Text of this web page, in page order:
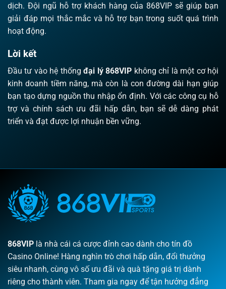
dịch. Đội ngũ hỗ trợ khách hàng của 868VIP sẽ giúp bạn
giải đáp mọi thắc mắc và hỗ trợ bạn trong suốt quá trình
hoạt động.
Lời kết
Đầu tư vào hệ thốngđại lý 868VIP không chỉ là một cơ hội
kinh doanh tiềm năng, mà còn là con đường dài hạn giúp
bạn tạo dựng nguồn thu nhập ổn định. Với các công cụ hỗ
trợ và chính sách ưu đãi hấp dẫn, bạn sẽ dễ dàng phát
triển và đạt được lợi nhuận bền vững.
868VIP là nhà cái cá cược đỉnh cao dành cho tín đồ
Casino Online! Hàng nghìn trò chơi hấp dẫn, đổi thưởng
siêu nhanh, cùng vô số ưu đãi và quà tặng giá trị dành
riêng cho thành viên. Tham gia ngay để tận hưởng đẳng